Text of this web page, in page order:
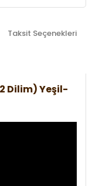
Taksit Seçenekleri
Dilim) Yeşil-